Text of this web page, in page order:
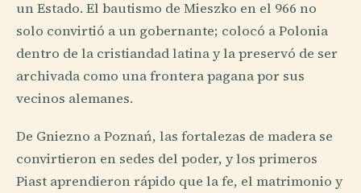
un Estado. El bautismo de Mieszko en el 966 no
solo convirtió a un gobernante; colocó a Polonia
dentro de la cristiandad latina y la preservó de ser
archivada como una frontera pagana por sus
vecinos alemanes.
De Gniezno a Poznań, las fortalezas de madera se
convirtieron en sedes del poder, y los primeros
Piast aprendieron rápido que la fe, el matrimonio y